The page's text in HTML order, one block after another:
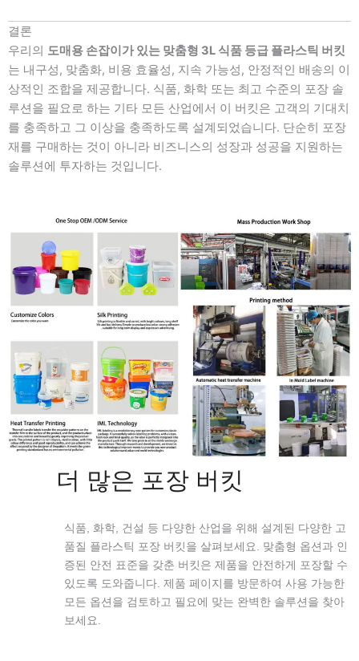
결론
우리의 도매용 손잡이가 있는 맞춤형 3L 식품 등급 플라스틱 버킷
는 내구성, 맞춤화, 비용 효율성, 지속 가능성, 안정적인 배송의 이
상적인 조합을 제공합니다. 식품, 화학 또는 최고 수준의 포장 솔
루션을 필요로 하는 기타 모든 산업에서 이 버킷은 고객의 기대치
를 충족하고 그 이상을 충족하도록 설계되었습니다. 단순히 포장
재를 구매하는 것이 아니라 비즈니스의 성장과 성공을 지원하는
솔루션에 투자하는 것입니다.
더 많은 포장 버킷
식품, 화학, 건설 등 다양한 산업을 위해 설계된 다양한 고
품질 플라스틱 포장 버킷을 살펴보세요. 맞춤형 옵션과 인
증된 안전 표준을 갖춘 버킷은 제품을 안전하게 포장할 수
있도록 도와줍니다. 제품 페이지를 방문하여 사용 가능한
모든 옵션을 검토하고 필요에 맞는 완벽한 솔루션을 찾아
보세요.